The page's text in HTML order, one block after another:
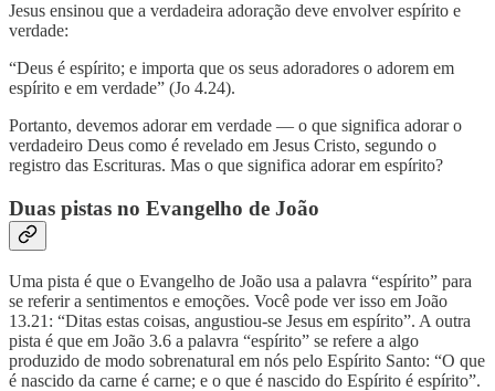
Jesus ensinou que a verdadeira adoração deve envolver espírito e
verdade:
“Deus é espírito; e importa que os seus adoradores o adorem em
espírito e em verdade” (Jo 4.24).
Portanto, devemos adorar em verdade — o que significa adorar o
verdadeiro Deus como é revelado em Jesus Cristo, segundo o
registro das Escrituras. Mas o que significa adorar em espírito?
Duas pistas no Evangelho de João
Uma pista é que o Evangelho de João usa a palavra “espírito” para
se referir a sentimentos e emoções. Você pode ver isso em João
13.21: “Ditas estas coisas, angustiou-se Jesus em espírito”. A outra
pista é que em João 3.6 a palavra “espírito” se refere a algo
produzido de modo sobrenatural em nós pelo Espírito Santo: “O que
é nascido da carne é carne; e o que é nascido do Espírito é espírito”.